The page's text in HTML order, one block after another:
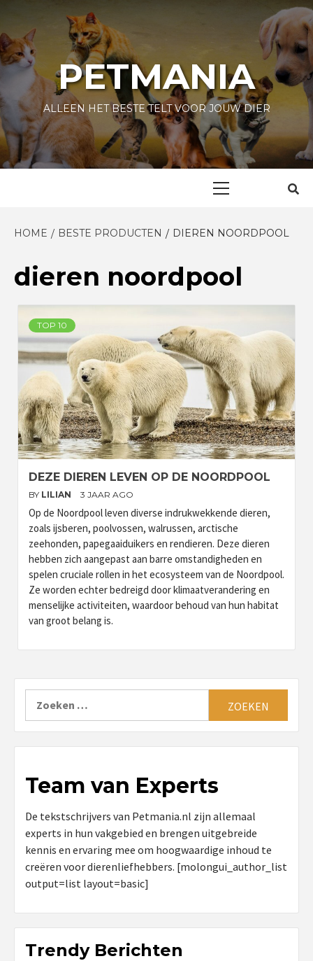
content
PETMANIA
ALLEEN HET BESTE TELT VOOR JOUW DIER
HOME BESTE PRODUCTEN DIEREN NOORDPOOL
dieren noordpool
TOP 10
DEZE DIEREN LEVEN OP DE NOORDPOOL
BY LILIAN 3 JAAR AGO
Op de Noordpool leven diverse indrukwekkende dieren,
zoals ijsberen, poolvossen, walrussen, arctische
zeehonden, papegaaiduikers en rendieren. Deze dieren
hebben zich aangepast aan barre omstandigheden en
spelen cruciale rollen in het ecosysteem van de Noordpool.
Ze worden echter bedreigd door klimaatverandering en
menselijke activiteiten, waardoor behoud van hun habitat
van groot belang is.
Team van Experts
De tekstschrijvers van Petmania.nl zijn allemaal
experts in hun vakgebied en brengen uitgebreide
kennis en ervaring mee om hoogwaardige inhoud te
creëren voor dierenliefhebbers. [molongui_author_list
output=list layout=basic]
Trendy Berichten